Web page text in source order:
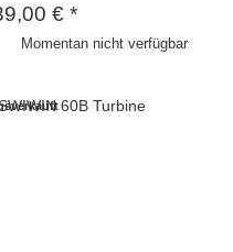
€ *
Momentan nicht verfügbar